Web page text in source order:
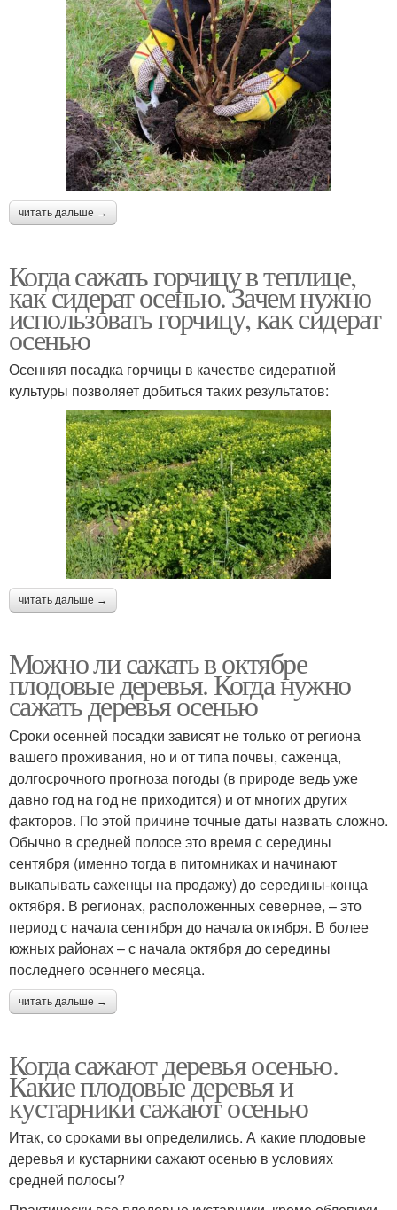
читать дальше →
Когда сажать горчицу в теплице,
как сидерат осенью. Зачем нужно
использовать горчицу, как сидерат
осенью
Осенняя посадка горчицы в качестве сидератной
культуры позволяет добиться таких результатов:
читать дальше →
Можно ли сажать в октябре
плодовые деревья. Когда нужно
сажать деревья осенью
Сроки осенней посадки зависят не только от региона
вашего проживания, но и от типа почвы, саженца,
долгосрочного прогноза погоды (в природе ведь уже
давно год на год не приходится) и от многих других
факторов. По этой причине точные даты назвать сложно.
Обычно в средней полосе это время с середины
сентября (именно тогда в питомниках и начинают
выкапывать саженцы на продажу) до середины-конца
октября. В регионах, расположенных севернее, – это
период с начала сентября до начала октября. В более
южных районах – с начала октября до середины
последнего осеннего месяца.
читать дальше →
Когда сажают деревья осенью.
Какие плодовые деревья и
кустарники сажают осенью
Итак, со сроками вы определились. А какие плодовые
деревья и кустарники сажают осенью в условиях
средней полосы?